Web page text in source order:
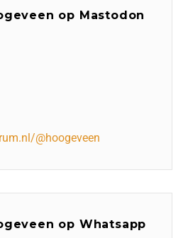
op Mastodon
@hoogeveen
op Whatsapp